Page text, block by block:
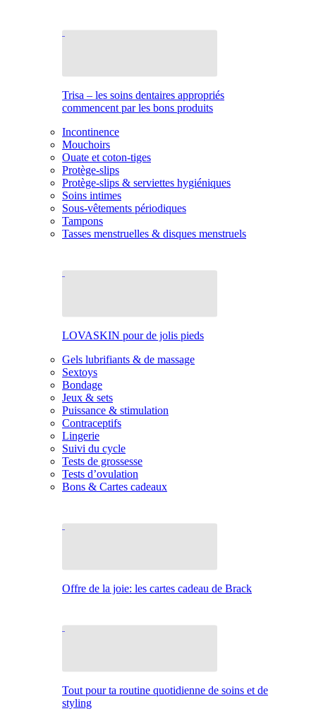
Trisa – les soins dentaires appropriés
commencent par les bons produits
Incontinence
Mouchoirs
Ouate et coton-tiges
Protège-slips
Protège-slips & serviettes hygiéniques
Soins intimes
Sous-vêtements périodiques
Tampons
Tasses menstruelles & disques menstruels
LOVASKIN pour de jolis pieds
Gels lubrifiants & de massage
Sextoys
Bondage
Jeux & sets
Puissance & stimulation
Contraceptifs
Lingerie
Suivi du cycle
Tests de grossesse
Tests d’ovulation
Bons & Cartes cadeaux
Offre de la joie: les cartes cadeau de Brack
Tout pour ta routine quotidienne de soins et de
styling